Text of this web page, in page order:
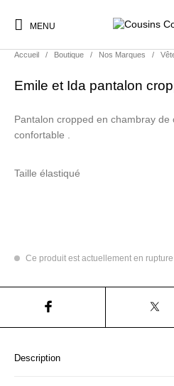
MENU
Nouveautés
Accueil / Boutique / Nos Marques /
Emile et Ida pantalon
Pantalon cropped en chambray
confortable .
Taille élastiqué
Ce produit est actuellement en
Description